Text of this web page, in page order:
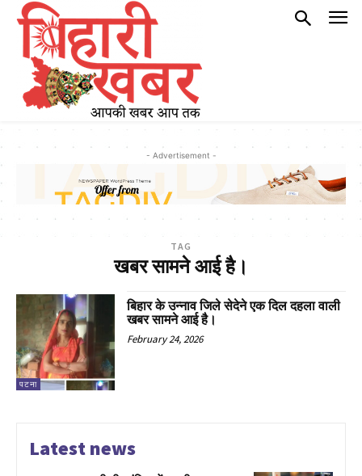
- Advertisement -
TAG
खबर सामने आई है।
पटना
बिहार के उन्नाव जिले सेदेने एक दिल दहला वाली
खबर सामने आई है।
February 24, 2026
Latest news